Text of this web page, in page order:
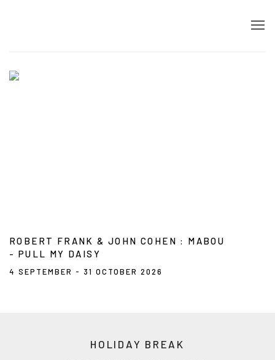
ROBERT FRANK & JOHN COHEN : MABOU
- PULL MY DAISY
4 SEPTEMBER - 31 OCTOBER 2026
HOLIDAY BREAK